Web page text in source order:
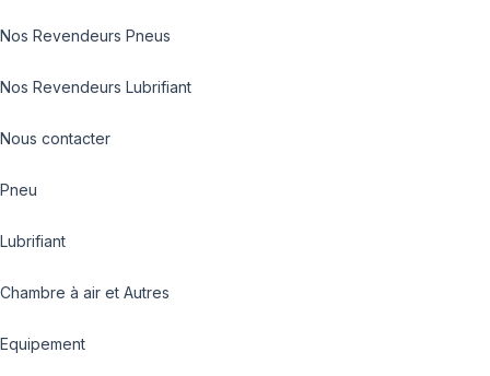
Nos Revendeurs Pneus
Nos Revendeurs Lubrifiant
Nous contacter
Pneu
Lubrifiant
Chambre à air et Autres
Equipement